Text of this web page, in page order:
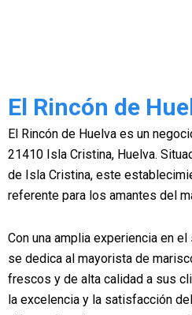
El Rincón de
El Rincón de Huelva es un
21410 Isla Cristina, Huelva.
de Isla Cristina, este
referente para los amantes del
Con una amplia experiencia en
se dedica al mayorista de
frescos y de alta calidad a sus
la excelencia y la satisfacción